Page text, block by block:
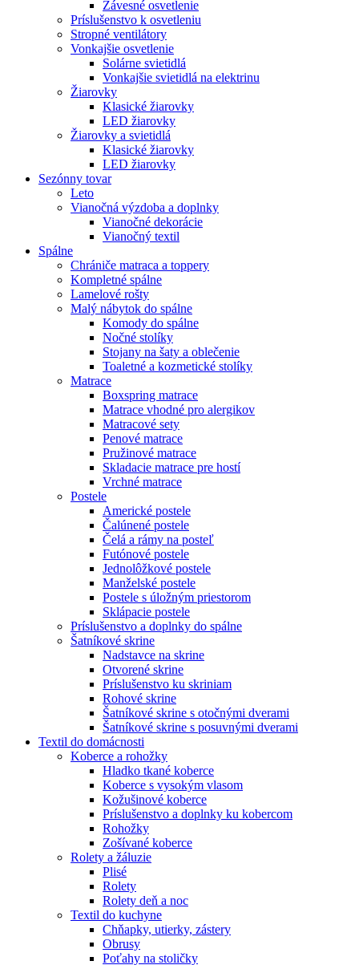
Závesné osvetlenie
Príslušenstvo k osvetleniu
Stropné ventilátory
Vonkajšie osvetlenie
Solárne svietidlá
Vonkajšie svietidlá na elektrinu
Žiarovky
Klasické žiarovky
LED žiarovky
Žiarovky a svietidlá
Klasické žiarovky
LED žiarovky
Sezónny tovar
Leto
Vianočná výzdoba a doplnky
Vianočné dekorácie
Vianočný textil
Spálne
Chrániče matraca a toppery
Kompletné spálne
Lamelové rošty
Malý nábytok do spálne
Komody do spálne
Nočné stolíky
Stojany na šaty a oblečenie
Toaletné a kozmetické stolíky
Matrace
Boxspring matrace
Matrace vhodné pro alergikov
Matracové sety
Penové matrace
Pružinové matrace
Skladacie matrace pre hostí
Vrchné matrace
Postele
Americké postele
Čalúnené postele
Čelá a rámy na posteľ
Futónové postele
Jednolôžkové postele
Manželské postele
Postele s úložným priestorom
Sklápacie postele
Príslušenstvo a doplnky do spálne
Šatníkové skrine
Nadstavce na skrine
Otvorené skrine
Príslušenstvo ku skriniam
Rohové skrine
Šatníkové skrine s otočnými dverami
Šatníkové skrine s posuvnými dverami
Textil do domácnosti
Koberce a rohožky
Hladko tkané koberce
Koberce s vysokým vlasom
Kožušinové koberce
Príslušenstvo a doplnky ku kobercom
Rohožky
Zošívané koberce
Rolety a žáluzie
Plisé
Rolety
Rolety deň a noc
Textil do kuchyne
Chňapky, utierky, zástery
Obrusy
Poťahy na stoličky